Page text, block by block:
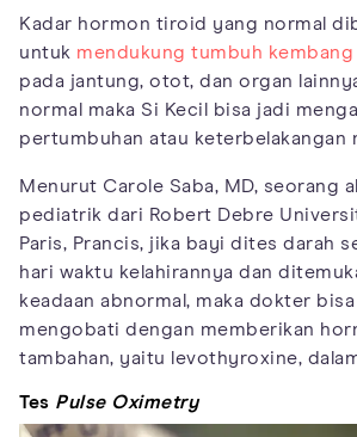
Kadar hormon tiroid yang normal
untuk mendukung tumbuh kembang
pada jantung, otot, dan organ
normal maka Si Kecil bisa jadi
pertumbuhan atau keterbelakangan
Menurut Carole Saba, MD, seorang
pediatrik dari Robert Debre
Paris, Prancis, jika bayi dites darah
hari waktu kelahirannya dan
keadaan abnormal, maka dokter
mengobati dengan memberikan
tambahan, yaitu levothyroxine,
Tes Pulse Oximetry